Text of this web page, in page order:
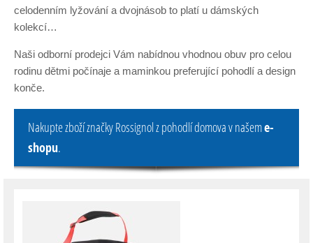
celodenním lyžování a dvojnásob to platí u dámských
kolekcí…
Naši odborní prodejci Vám nabídnou vhodnou obuv pro celou
rodinu dětmi počínaje a maminkou preferující pohodlí a design
konče.
Nakupte zboží značky Rossignol z pohodlí domova v našeme-
shopu.